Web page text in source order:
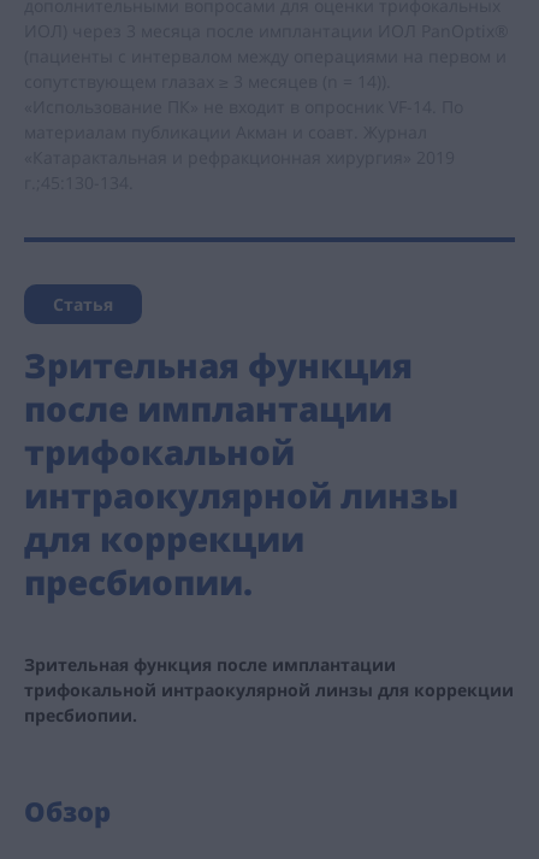
Статья
Зрительная функция
после имплантации
трифокальной
интраокулярной линзы
для коррекции
пресбиопии.
Зрительная функция после имплантации
трифокальной интраокулярной линзы для коррекции
пресбиопии.
Обзор